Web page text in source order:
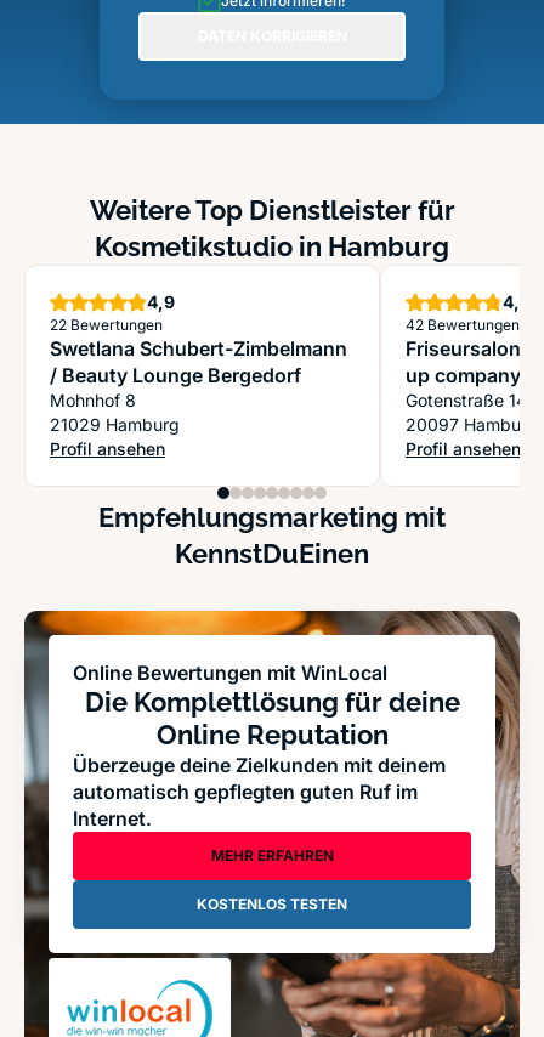
Weitere Top Dienstleister für
Kosmetikstudio in Hamburg
4,9Sterne
22 Bewertungen
Swetlana Schubert-Zimbelmann
/ Beauty Lounge Bergedorf
Mohnhof 8
21029 Hamburg
Profil ansehen
: Swetlana Schubert-Zimbelmann / Beauty Lounge Bergedorf
4,8
42 Bewertungen
Friseursalon
up company
Gotenstraße 14
20097 Hamburg
Profil ansehen
: Friseursalon
Empfehlungsmarketing mit
KennstDuEinen
Online Bewertungen mit WinLocal
Die Komplettlösung für deine
Online Reputation
Überzeuge deine Zielkunden mit deinem
automatisch gepflegten guten Ruf im
Internet.
MEHR ERFAHREN
KOSTENLOS TESTEN